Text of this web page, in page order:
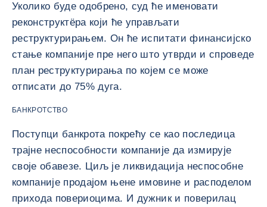
Уколико буде одобрено, суд ће именовати
реконструктёра који ће управљати
реструктурирањем. Он ће испитати финансијско
стање компаније пре него што утврди и спроведе
план реструктурирања по којем се може
отписати до 75% дуга.
БАНКРОТСТВО
Поступци банкрота покрећу се као последица
трајне неспособности компаније да измирује
своје обавезе. Циљ је ликвидација неспособне
компаније продајом њене имовине и расподелом
прихода повериоцима. И дужник и поверилац